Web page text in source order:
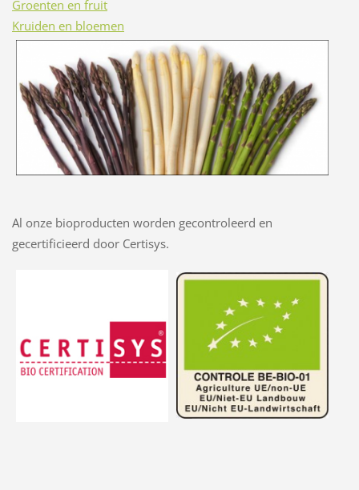
Groenten en fruit
Kruiden en bloemen
Al onze bioproducten worden gecontroleerd en
gecertificieerd door Certisys.